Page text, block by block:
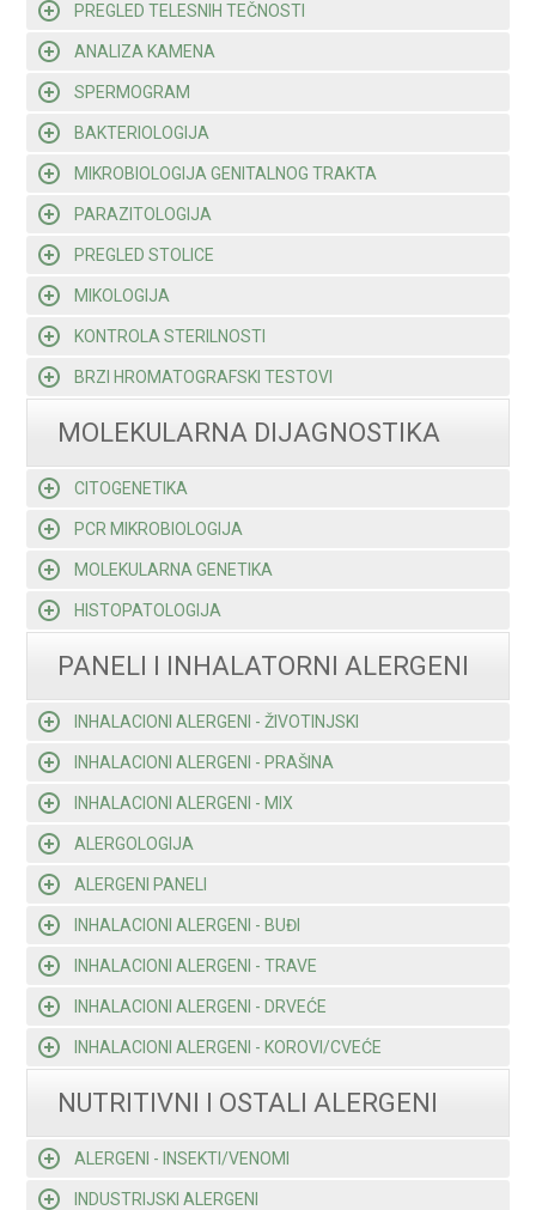
PREGLED TELESNIH TEČNOSTI
ANALIZA KAMENA
SPERMOGRAM
BAKTERIOLOGIJA
MIKROBIOLOGIJA GENITALNOG TRAKTA
PARAZITOLOGIJA
PREGLED STOLICE
MIKOLOGIJA
KONTROLA STERILNOSTI
BRZI HROMATOGRAFSKI TESTOVI
MOLEKULARNA DIJAGNOSTIKA
CITOGENETIKA
PCR MIKROBIOLOGIJA
MOLEKULARNA GENETIKA
HISTOPATOLOGIJA
PANELI I INHALATORNI ALERGENI
INHALACIONI ALERGENI - ŽIVOTINJSKI
INHALACIONI ALERGENI - PRAŠINA
INHALACIONI ALERGENI - MIX
ALERGOLOGIJA
ALERGENI PANELI
INHALACIONI ALERGENI - BUĐI
INHALACIONI ALERGENI - TRAVE
INHALACIONI ALERGENI - DRVEĆE
INHALACIONI ALERGENI - KOROVI/CVEĆE
NUTRITIVNI I OSTALI ALERGENI
ALERGENI - INSEKTI/VENOMI
INDUSTRIJSKI ALERGENI